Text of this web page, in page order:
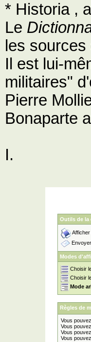
* Historia ,
Le
les
Il est lui-
militaires"
Pierre
Bonaparte
I.
Outils de la
Modes
Choisir
Choisir
Mode
Règles de
Vous
Vous
Vous
Vous